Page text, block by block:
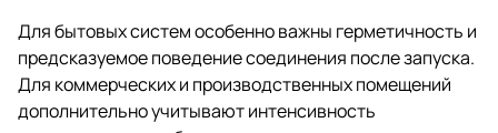
Для бытовых систем особенно важны герметичность и
предсказуемое поведение соединения после запуска.
Для коммерческих и производственных помещений
дополнительно учитывают интенсивность